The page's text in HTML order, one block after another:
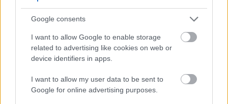
Google consents
I want to allow Google to enable storage
related to advertising like cookies on web or
device identifiers in apps.
I want to allow my user data to be sent to
Google for online advertising purposes.
cardiovascolare
L'allenamento con l'ellittica è un ottimo modo per
migliorare la salute cardiovascolare. Coinvolge
cuore e polmoni, migliorandone l'efficienza. L'uso
regolare rafforza questi organi, garantendo una
migliore circolazione e un migliore apporto di
ossigeno.